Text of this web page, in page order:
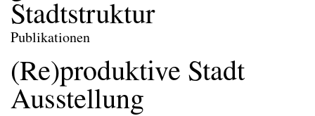
Stadtstruktur
Publikationen
(Re)produktive Stadt
Ausstellung